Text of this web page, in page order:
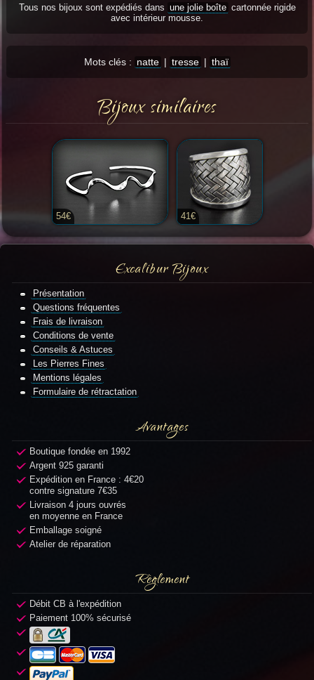
Tous nos bijoux sont expédiés dans une jolie boîte cartonnée rigide
avec intérieur mousse.
Mots clés : natte | tresse | thaï
Bijoux similaires
54€ 41€
Excalibur Bijoux
Présentation
Questions fréquentes
Frais de livraison
Conditions de vente
Conseils & Astuces
Les Pierres Fines
Mentions légales
Formulaire de rétractation
Avantages
Boutique fondée en 1992
Argent 925 garanti
Expédition en France : 4€20
contre signature 7€35
Livraison 4 jours ouvrés
en moyenne en France
Emballage soigné
Atelier de réparation
Règlement
Débit CB à l'expédition
Paiement 100% sécurisé